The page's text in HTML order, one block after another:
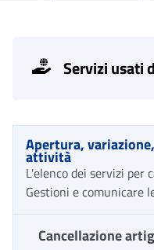
Apertura,
attività
L'elenco dei servizi per
Gestioni e comunicare
Cancellazione
Servizi usati